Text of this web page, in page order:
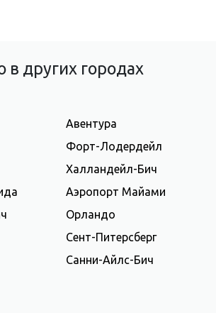
в других городах
Авентура
Форт-Лодердейл
Халландейл-Бич
Аэропорт Майами
Орландо
Сент-Питерсберг
Санни-Айлс-Бич